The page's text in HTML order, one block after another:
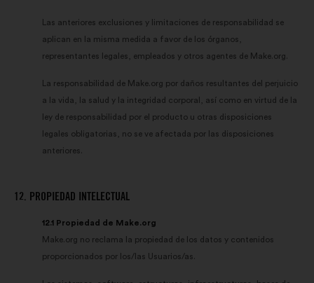
Las anteriores exclusiones y limitaciones de responsabilidad se
aplican en la misma medida a favor de los órganos,
representantes legales, empleados y otros agentes de Make.org.
La responsabilidad de Make.org por daños resultantes del perjuicio
a la vida, la salud y la integridad corporal, así como en virtud de la
ley de responsabilidad por el producto u otras disposiciones
legales obligatorias, no se ve afectada por las disposiciones
anteriores.
12. PROPIEDAD INTELECTUAL
12.1 Propiedad de Make.org
Make.org no reclama la propiedad de los datos y contenidos
proporcionados por los/las Usuarios/as.